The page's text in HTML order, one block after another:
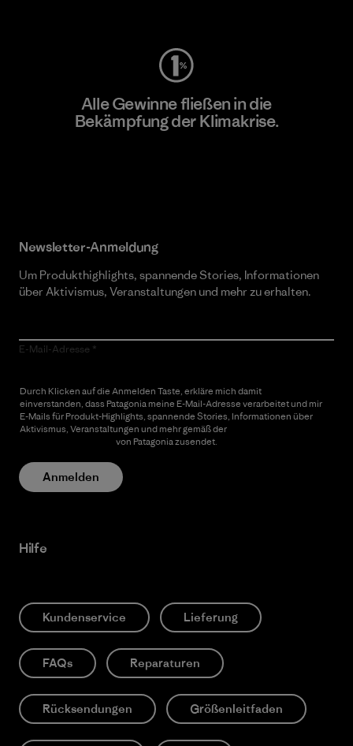
Alle Gewinne fließen in die
Bekämpfung der Klimakrise.
Newsletter-Anmeldung
Um Produkthighlights, spannende Stories, Informationen
über Aktivismus, Veranstaltungen und mehr zu erhalten.
E-Mail-Adresse
Durch Klicken auf die Anmelden Taste, erkläre mich damit
einverstanden, dass Patagonia meine E-Mail-Adresse verarbeitet und mir
E-Mails für Produkt-Highlights, spannende Stories, Informationen über
Aktivismus, Veranstaltungen und mehr gemäß der
von Patagonia zusendet.
Anmelden
Hilfe
Kundenservice Lieferung
FAQs Reparaturen
Rücksendungen Größenleitfaden